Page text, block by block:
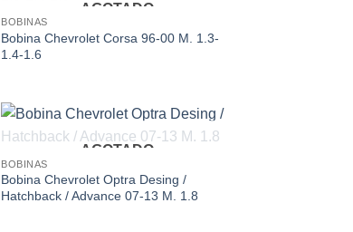
AGOTADO
BOBINAS
Bobina Chevrolet Corsa 96-00 M. 1.3-
1.4-1.6
AGOTADO
BOBINAS
Bobina Chevrolet Optra Desing /
Hatchback / Advance 07-13 M. 1.8